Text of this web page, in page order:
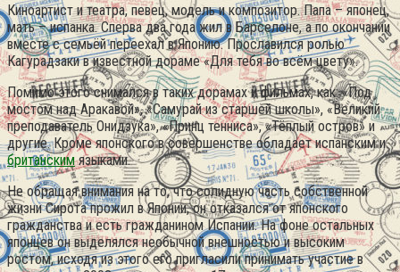
Киноартист и театра, певец, модель и композитор. Папа – японец,
мать – испанка. Сперва два года жил в Барселоне, а по окончании
вместе с семьёй переехал в Японию.Прославился ролью
Кагурадзаки в известной дораме «Для тебя во всём цвету».
Помимо этого снимался в таких дорамах и фильмах, как: «Под
мостом над Аракавой», «Самурай из старшей школы», «Великий
преподаватель Онидзука», «Принц тенниса», «Тёплый остров» и
другие. Кроме японского в совершенстве обладает испанским и
британскимязыками.
Не обращая внимания на то, что солидную часть собственной
жизни Сирота прожил в Японии, он отказался от японского
гражданства и есть гражданином Испании. На фоне остальных
японцев он выделялся необычной внешностью и высоким
ростом, исходя из этого его пригласили принимать участие в